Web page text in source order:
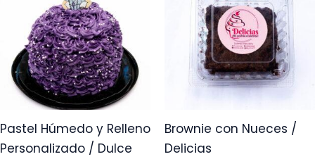
Pastel Húmedo y Relleno
Personalizado / Dulce
Brownie con Nueces /
Delicias